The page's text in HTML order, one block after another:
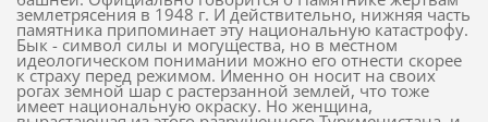
землетрясения в 1948 г. И действительно, нижняя часть
памятника припоминает эту национальную катастрофу.
Бык - символ силы и могущества, но в местном
идеологическом понимании можно его отнести скорее
к страху перед режимом. Именно он носит на своих
рогах земной шар с растерзанной землей, что тоже
имеет национальную окраску. Но женщина,